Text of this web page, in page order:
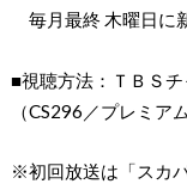
毎月最終 木曜日に
■視聴方法：ＴＢＳ
（CS296／プレミア
※初回放送は「スカ